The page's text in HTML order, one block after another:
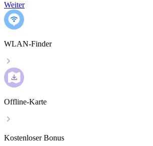
Weiter
WLAN-Finder
Offline-Karte
Kostenloser Bonus